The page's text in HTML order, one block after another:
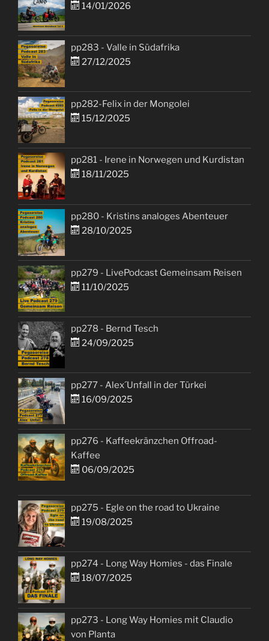
14/01/2026
pp283 - Valle in Südafrika
27/12/2025
pp282-Felix in der Mongolei
15/12/2025
pp281 - Irene in Norwegen und Kurdistan
18/11/2025
pp280 - Kristins analoges Abenteuer
28/10/2025
pp279 - LivePodcast Gemeinsam Reisen
11/10/2025
pp278 - Bernd Tesch
24/09/2025
pp277 - Alex´Unfall in der Türkei
16/09/2025
pp276 - Kaffeekränzchen Offroad-
Kaffee
06/09/2025
pp275 - Egle on the road to Ukraine
19/08/2025
pp274 - Long Way Homies - das Finale
18/07/2025
pp273 - Long Way Homies mit Claudio
von Planta